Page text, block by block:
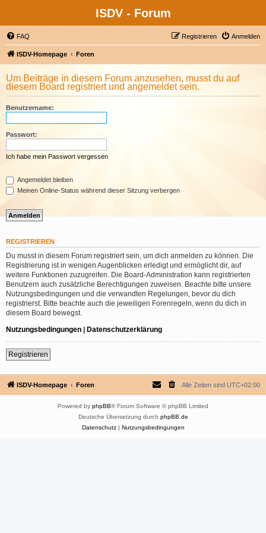
ISDV - Forum
FAQ Anmelden
Registrieren
ISDV-Homepage Foren
Um Beiträge in diesem Forum anzusehen, musst du auf
diesem Board registriert und angemeldet sein.
Benutzername:
Passwort:
Ich habe mein Passwort vergessen
Angemeldet bleiben
Meinen Online-Status während dieser Sitzung verbergen
REGISTRIEREN
Du musst in diesem Forum registriert sein, um dich anmelden zu können. Die
Registrierung ist in wenigen Augenblicken erledigt und ermöglicht dir, auf
weitere Funktionen zuzugreifen. Die Board-Administration kann registrierten
Benutzern auch zusätzliche Berechtigungen zuweisen. Beachte bitte unsere
Nutzungsbedingungen und die verwandten Regelungen, bevor du dich
registrierst. Bitte beachte auch die jeweiligen Forenregeln, wenn du dich in
diesem Board bewegst.
Nutzungsbedingungen | Datenschutzerklärung
Registrieren
ISDV-Homepage Foren Alle Zeiten sind UTC+02:00
Powered by phpBB® Forum Software © phpBB Limited
Deutsche Übersetzung durch phpBB.de
Datenschutz| Nutzungsbedingungen